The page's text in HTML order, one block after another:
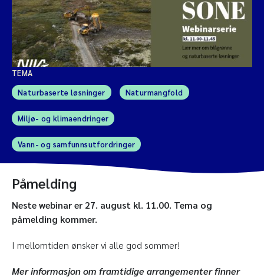
TEMA
Naturbaserte løsninger
Naturmangfold
Miljø- og klimaendringer
Vann- og samfunnsutfordringer
Påmelding
Neste webinar er 27. august kl. 11.00. Tema og
påmelding kommer.
I mellomtiden ønsker vi alle god sommer!
Mer informasjon om framtidige arrangementer finner